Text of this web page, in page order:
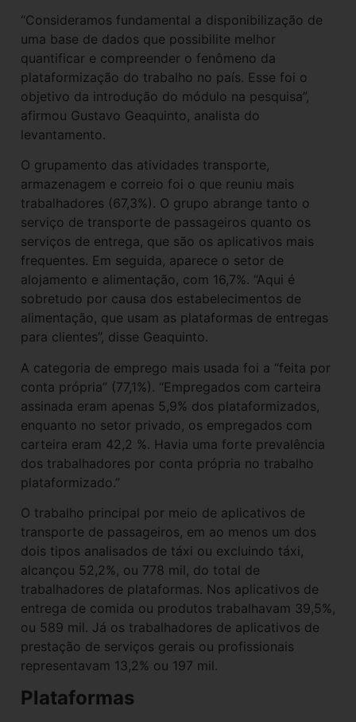
“Consideramos fundamental a disponibilização de
uma base de dados que possibilite melhor
quantificar e compreender o fenômeno da
plataformização do trabalho no país. Esse foi o
objetivo da introdução do módulo na pesquisa”,
afirmou Gustavo Geaquinto, analista do
levantamento.
O grupamento das atividades transporte,
armazenagem e correio foi o que reuniu mais
trabalhadores (67,3%). O grupo abrange tanto o
serviço de transporte de passageiros quanto os
serviços de entrega, que são os aplicativos mais
frequentes. Em seguida, aparece o setor de
alojamento e alimentação, com 16,7%. “Aqui é
sobretudo por causa dos estabelecimentos de
alimentação, que usam as plataformas de entregas
para clientes”, disse Geaquinto.
A categoria de emprego mais usada foi a “feita por
conta própria” (77,1%). “Empregados com carteira
assinada eram apenas 5,9% dos plataformizados,
enquanto no setor privado, os empregados com
carteira eram 42,2 %. Havia uma forte prevalência
dos trabalhadores por conta própria no trabalho
plataformizado.”
O trabalho principal por meio de aplicativos de
transporte de passageiros, em ao menos um dos
dois tipos analisados de táxi ou excluindo táxi,
alcançou 52,2%, ou 778 mil, do total de
trabalhadores de plataformas. Nos aplicativos de
entrega de comida ou produtos trabalhavam 39,5%,
ou 589 mil. Já os trabalhadores de aplicativos de
prestação de serviços gerais ou profissionais
representavam 13,2% ou 197 mil.
Plataformas